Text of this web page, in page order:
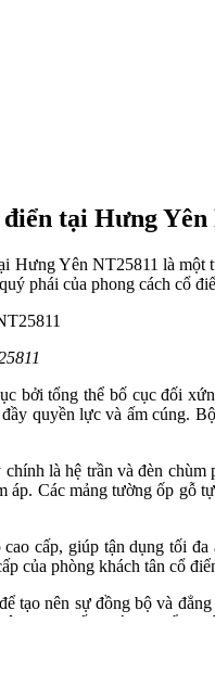
tại Hưng
Hưng Yên NT25811 là một
phái của phong cách cổ
bởi tổng thể bố cục đối
quyền lực và ấm cúng.
là hệ trần và đèn
Các mảng tường ốp gỗ
cấp, giúp tận dụng tối
của phòng khách tân cổ
tạo nên sự đồng bộ và
gian tiếp khách chuẩn